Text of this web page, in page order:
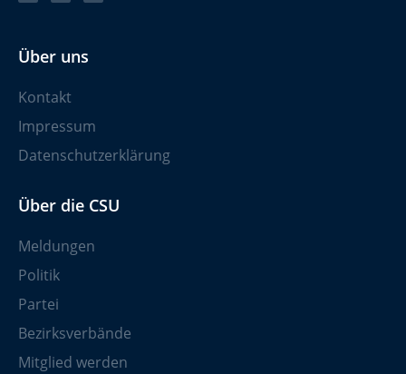
Über uns
Kontakt
Impressum
Datenschutzerklärung
Über die CSU
Meldungen
Politik
Partei
Bezirksverbände
Mitglied werden